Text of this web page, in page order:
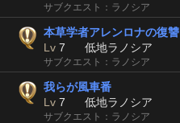
サブクエスト：ラノシア
本草学者アレンロナの復讐
Lv 7 低地ラノシア
サブクエスト：ラノシア
我らが風車番
Lv 7 低地ラノシア
サブクエスト：ラノシア